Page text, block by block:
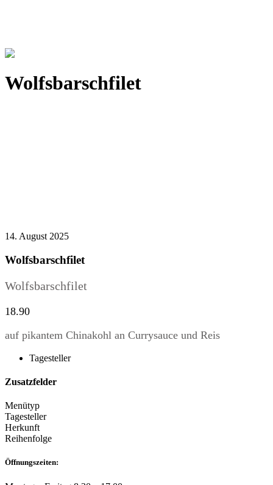
Wolfsbarschfilet
14. August 2025
Wolfsbarschfilet
Wolfsbarschfilet
18.90
auf pikantem Chinakohl an Currysauce und Reis
Tagesteller
Zusatzfelder
Menütyp
Tagesteller
Herkunft
Reihenfolge
Öffnungszeiten: